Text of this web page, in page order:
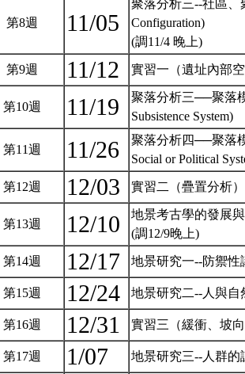
第8週 11/05
聚落分析三--社區、
Configuration)
(調11/4 晚上)
第9週 11/12 實習一（遺址內部
第10週 11/19
聚落分析三──聚落
Subsistence System)
第11週 11/26
聚落分析四──聚落
Social or Political
第12週 12/03 實習二（疊置分析
第13週 12/10
地景考古學的發展與
(調12/9晚上)
第14週 12/17 地景研究一--防禦性
第15週 12/24 地景研究二--人與自
第16週 12/31 實習三（緩衝、坡
第17週 1/07 地景研究三--人群的